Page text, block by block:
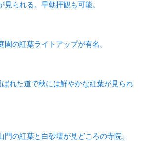
見られる。早朝拝観も可能。
園の紅葉ライトアップが有名。
ばれた道で秋には鮮やかな紅葉が見られ
門の紅葉と白砂壇が見どころの寺院。